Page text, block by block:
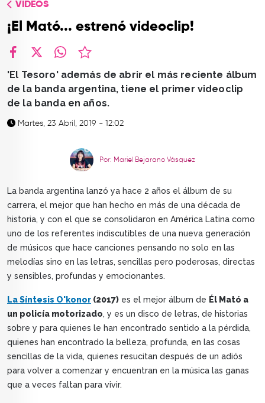
TOP
QUIÉNES SOMOS
CONTACTO
VÍDEOS
¡El Mató... estrenó videoclip!
'El Tesoro' además de abrir el más reciente álbum
de la banda argentina, tiene el primer videoclip
de la banda en años.
Martes, 23 Abril, 2019 - 12:02
Por: Mariel Bejarano Vásquez
La banda argentina lanzó ya hace 2 años el álbum de su
carrera, el mejor que han hecho en más de una década de
historia, y con el que se consolidaron en América Latina como
uno de los referentes indiscutibles de una nueva generación
de músicos que hace canciones pensando no solo en las
melodías sino en las letras, sencillas pero poderosas, directas
y sensibles, profundas y emocionantes.
La Síntesis O'konor (2017) es el mejor álbum de Él Mató a
un policía motorizado, y es un disco de letras, de historias
sobre y para quienes le han encontrado sentido a la pérdida,
quienes han encontrado la belleza, profunda, en las cosas
sencillas de la vida, quienes resucitan después de un adiós
para volver a comenzar y encuentran en la música las ganas
que a veces faltan para vivir.